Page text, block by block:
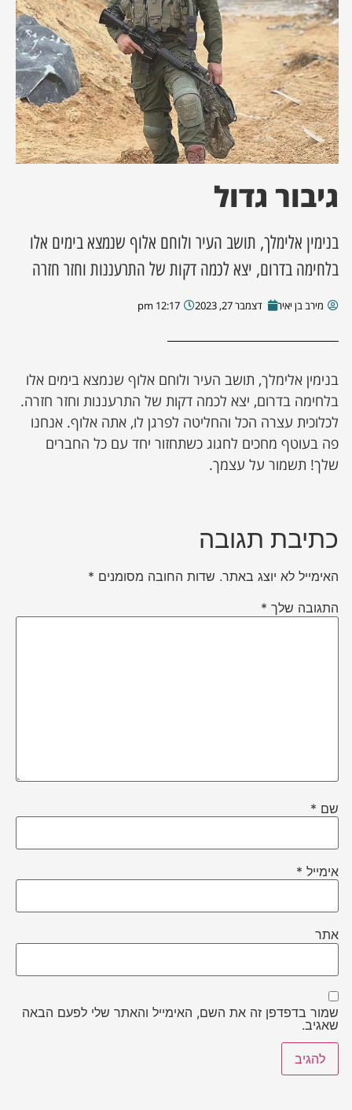
מסע מלחמה
השבוע
מקומית
עסקים
גיבור גדול
בנימין אלימלך, תושב העיר ולוחם אלוף שנמצא בימים אלו
בלחימה בדרום, יצא לכמה דקות של התרעננות וחזר חזרה
מירב בן יאיר דצמבר 27, 2023 12:17 pm
בנימין אלימלך, תושב העיר ולוחם אלוף שנמצא בימים אלו
בלחימה בדרום, יצא לכמה דקות של התרעננות וחזר חזרה.
לכלוכית עצרה הכל והחליטה לפרגן לו, אתה אלוף. אנחנו
פה בעוטף מחכים לחגוג כשתחזור יחד עם כל החברים
שלך! תשמור על עצמך.
כתיבת תגובה
האימייל לא יוצג באתר. שדות החובה מסומנים *
התגובה שלך *
שם *
אימייל *
אתר
שמור בדפדפן זה את השם, האימייל והאתר שלי לפעם הבאה
שאגיב.